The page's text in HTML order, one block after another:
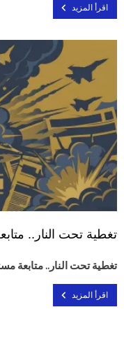
اقرأ المزيد
تغطية تحت النار..
تغطية تحت النار.. متابعة
اقرأ المزيد